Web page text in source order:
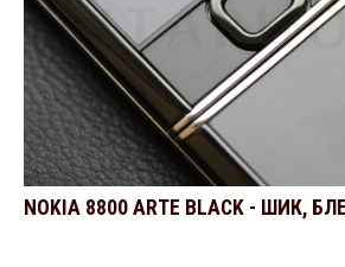
NOKIA 8800 ARTE BLACK - ШИК,